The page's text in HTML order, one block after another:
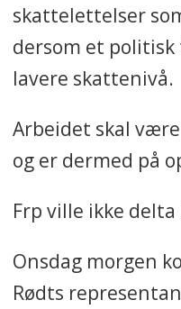
skattelettelser
dersom et
lavere skattenivå.
Arbeidet skal
og er dermed på
Frp ville ikke
Onsdag morgen
Rødts